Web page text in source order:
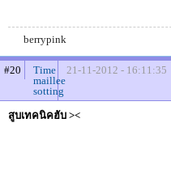
berrypink
#20
Time
maillee
sotting
21-11-2012 - 16:11:35
สูบเทคนิคฮับ ><